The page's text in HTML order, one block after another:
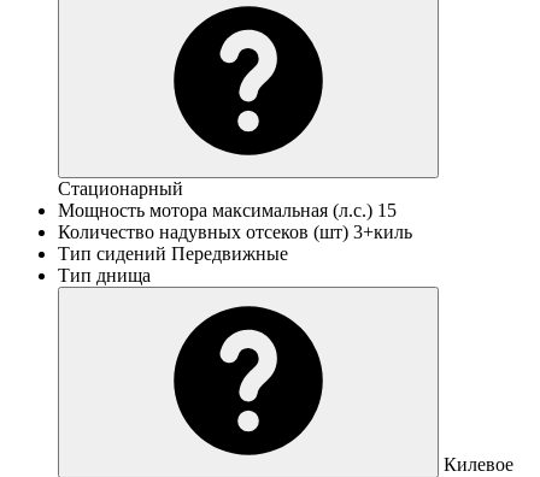
Стационарный
Мощность мотора максимальная (л.с.) 15
Количество надувных отсеков (шт) 3+киль
Тип сидений Передвижные
Тип днища
Килевое